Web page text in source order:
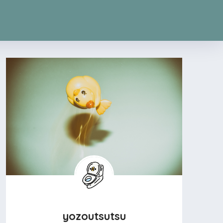
yozoutsutsu